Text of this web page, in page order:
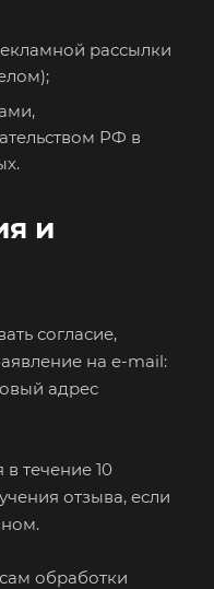
рассылки
РФ в
и
согласие,
на e-mail:
адрес
течение 10
отзыва, если
обработки